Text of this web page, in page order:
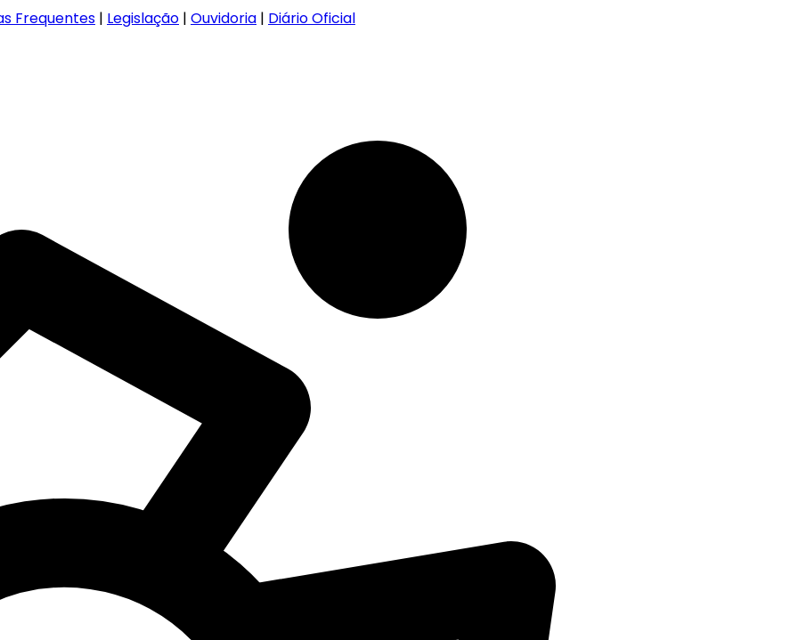
Frequentes | Legislação | Ouvidoria | Diário Oficial